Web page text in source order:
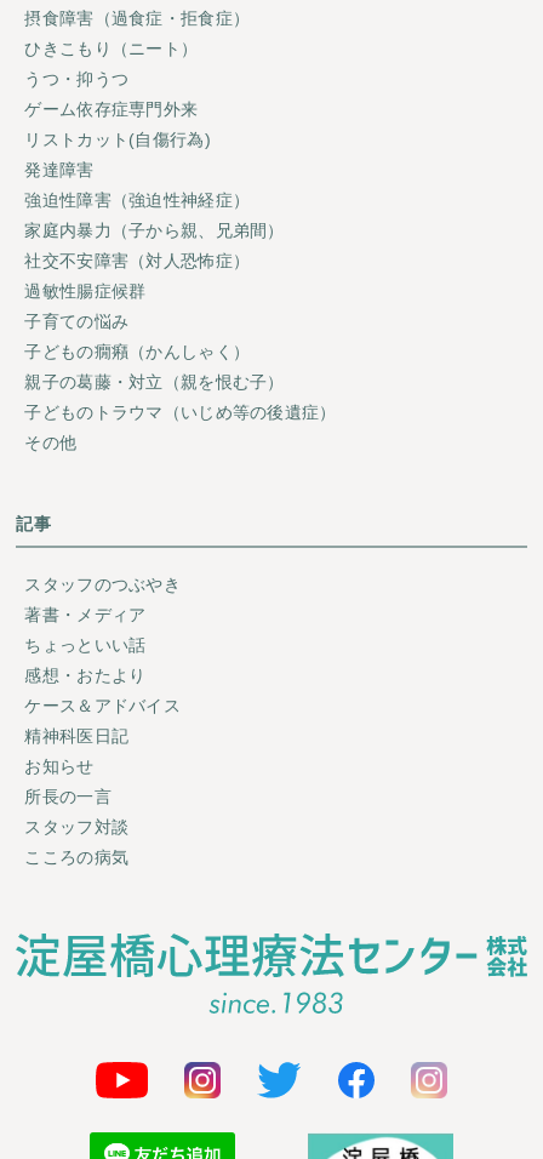
摂食障害（過食症・拒食症）
ひきこもり（ニート）
うつ・抑うつ
ゲーム依存症専門外来
リストカット(自傷行為)
発達障害
強迫性障害（強迫性神経症）
家庭内暴力（子から親、兄弟間）
社交不安障害（対人恐怖症）
過敏性腸症候群
子育ての悩み
子どもの癇癪（かんしゃく）
親子の葛藤・対立（親を恨む子）
子どものトラウマ（いじめ等の後遺症）
その他
記事
スタッフのつぶやき
著書・メディア
ちょっといい話
感想・おたより
ケース＆アドバイス
精神科医日記
お知らせ
所長の一言
スタッフ対談
こころの病気